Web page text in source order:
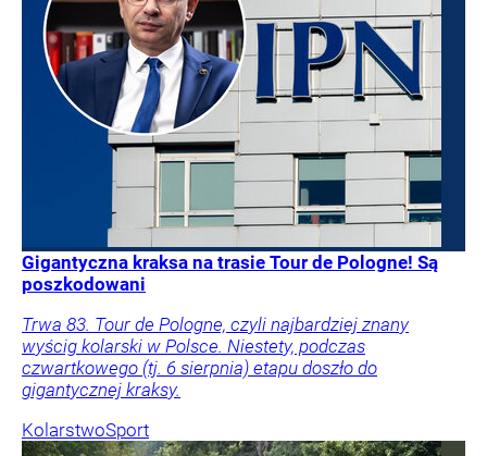
Gigantyczna kraksa na trasie Tour de Pologne! Są
poszkodowani
Trwa 83. Tour de Pologne, czyli najbardziej znany
wyścig kolarski w Polsce. Niestety, podczas
czwartkowego (tj. 6 sierpnia) etapu doszło do
gigantycznej kraksy.
KolarstwoSport